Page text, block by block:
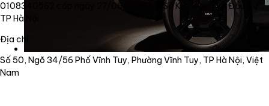
0108340562 cấp ngày 27/06/2018 bởi Sở Kế Hoạch và Đầu Tư
TP Hà Nội
Địa chỉ
Số 50, Ngõ 34/56 Phố Vĩnh Tuy, Phường Vĩnh Tuy, TP Hà Nội, Việt
Nam